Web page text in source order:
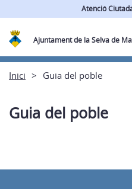
Atenció
Ajuntament de la Selva de
Inici Guia del poble
Guia del poble